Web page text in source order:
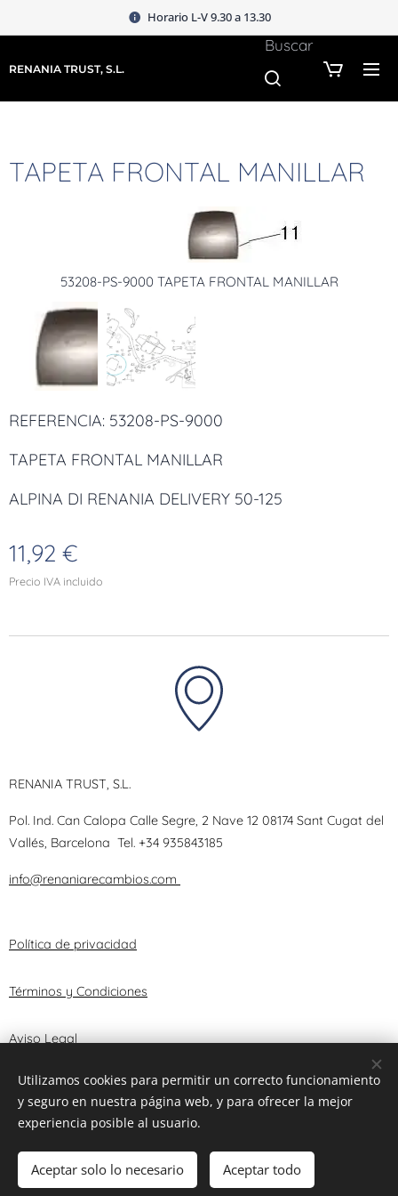
Horario L-V 9.30 a 13.30
RENANIA TRUST, S.L.
Buscar
TAPETA FRONTAL MANILLAR
53208-PS-9000 TAPETA FRONTAL MANILLAR
53208-PS-9000
REFERENCIA: 53208-PS-9000
TAPETA FRONTAL MANILLAR
ALPINA DI RENANIA DELIVERY 50-125
11,92 €
Precio IVA incluido
Añadir a la cesta
RENANIA TRUST, S.L.
Pol. Ind. Can Calopa Calle Segre, 2 Nave 12 08174 Sant Cugat del
Vallés, Barcelona Tel. +34 935843185
info@renaniarecambios.com
Política de privacidad
Términos y Condiciones
Aviso Legal
© 2025 RENANIA TRUST, S.L. Cookies
Utilizamos cookies para permitir un correcto funcionamiento
y seguro en nuestra página web, y para ofrecer la mejor
experiencia posible al usuario.
Aceptar solo lo necesario Aceptar todo